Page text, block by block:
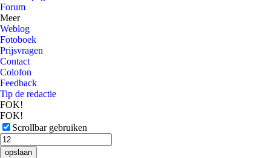
Forum
Meer
Weblog
Fotoboek
Prijsvragen
Contact
Colofon
Feedback
Tip de redactie
FOK!
FOK!
Scrollbar gebruiken
opslaan